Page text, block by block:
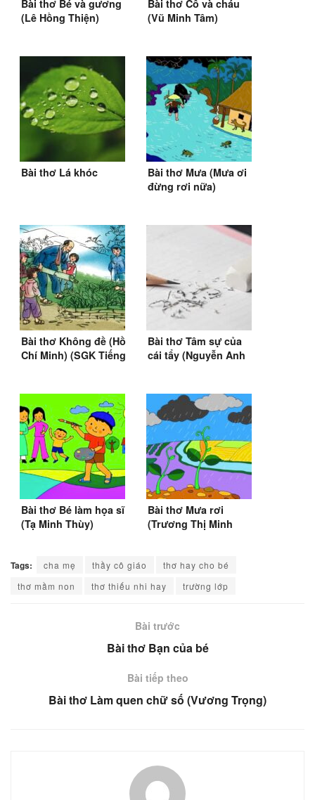
Bài thơ Bé và gương
(Lê Hồng Thiện)
Bài thơ Cô và cháu
(Vũ Minh Tâm)
Bài thơ Lá khóc
Bài thơ Mưa (Mưa ơi
đừng rơi nữa)
Bài thơ Không đề (Hồ
Chí Minh) (SGK Tiếng
Bài thơ Tâm sự của
cái tẩy (Nguyễn Anh
Bài thơ Bé làm họa sĩ
(Tạ Minh Thùy)
Bài thơ Mưa rơi
(Trương Thị Minh
Tags: cha mẹ thầy cô giáo
thơ hay cho bé
thơ mầm non
thơ thiếu nhi hay trường lớp
Bài trước
Bài thơ Bạn của bé
Bài tiếp theo
Bài thơ Làm quen chữ số (Vương Trọng)